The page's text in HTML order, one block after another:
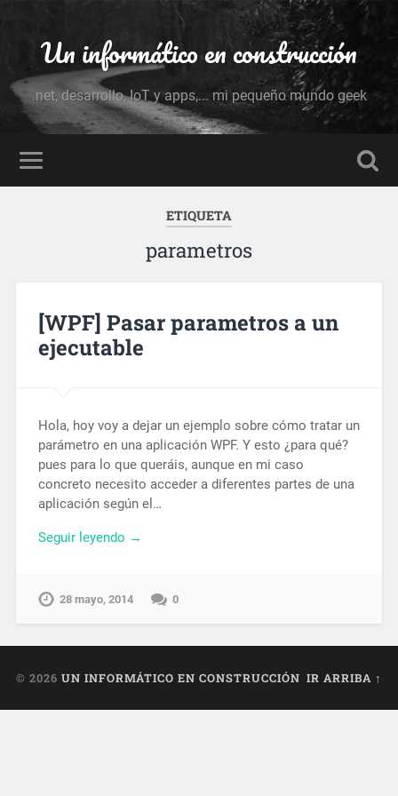
Un informático en construcción
.net, desarrollo, IoT y apps,... mi pequeño mundo geek
ETIQUETA
parametros
[WPF] Pasar parametros a un
ejecutable
Hola, hoy voy a dejar un ejemplo sobre cómo tratar un
parámetro en una aplicación WPF. Y esto ¿para qué?
pues para lo que queráis, aunque en mi caso
concreto necesito acceder a diferentes partes de una
aplicación según el…
Seguir leyendo →
28 mayo, 2014 0
© 2026 UN INFORMÁTICO EN CONSTRUCCIÓN IR ARRIBA ↑